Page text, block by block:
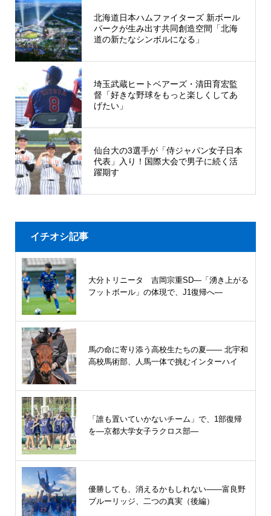
北海道日本ハムファイターズ 新ボール
パークが生み出す共同創造空間「北海
道の新たなシンボルになる」
埼玉武蔵ヒートベアーズ・清田育宏監
督「好きな野球をもっと楽しくしてあ
げたい」
仙台大の3選手が「侍ジャパン女子日本
代表」入り！国際大会で男子に続く活
躍期す
イチオシ記事
大分トリニータ 吉岡宗重SD―「湧き上がる
フットボール」の体現で、J1復帰へ―
馬の命に寄り添う高校生たちの夏—— 北宇和
高校馬術部、人馬一体で挑むインターハイ
「誰も置いていかないチーム」で、1部復帰
を―京都大学女子ラクロス部―
優勝しても、消えるかもしれない――富良野
ブルーリッジ、二つの真実（後編）